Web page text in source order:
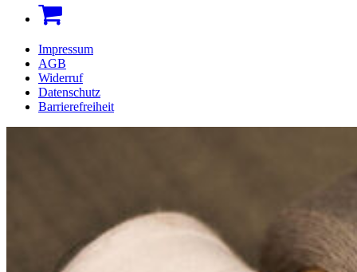
Impressum
AGB
Widerruf
Datenschutz
Barrierefreiheit